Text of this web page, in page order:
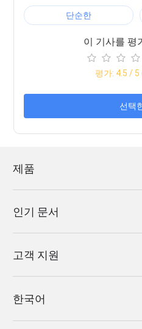
단순한
이 기사를 평
평가: 4.5 / 5
선택
제품
인기 문서
고객 지원
한국어